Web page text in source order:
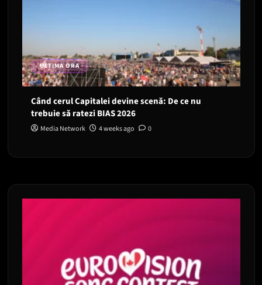
ULTIMA ORA
Când cerul Capitalei devine scenă: De ce nu
trebuie să ratezi BIAS 2026
Media Network 4 weeks ago 0